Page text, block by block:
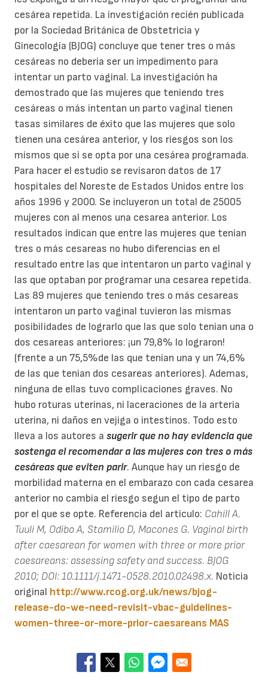
cesárea repetida. La investigación recién publicada
por la Sociedad Británica de Obstetricia y
Ginecología (BJOG) concluye que tener tres o más
cesáreas no debería ser un impedimento para
intentar un parto vaginal. La investigación ha
demostrado que las mujeres que teniendo tres
cesáreas o más intentan un parto vaginal tienen
tasas similares de éxito que las mujeres que solo
tienen una cesárea anterior, y los riesgos son los
mismos que si se opta por una cesárea programada.
Para hacer el estudio se revisaron datos de 17
hospitales del Noreste de Estados Unidos entre los
años 1996 y 2000. Se incluyeron un total de 25005
mujeres con al menos una cesarea anterior. Los
resultados indican que entre las mujeres que tenian
tres o más cesareas no hubo diferencias en el
resultado entre las que intentaron un parto vaginal y
las que optaban por programar una cesarea repetida.
Las 89 mujeres que teniendo tres o más cesareas
intentaron un parto vaginal tuvieron las mismas
posibilidades de lograrlo que las que solo tenian una o
dos cesareas anteriores: ¡un 79,8% lo lograron!
(frente a un 75,5%de las que tenían una y un 74,6%
de las que tenian dos cesareas anteriores). Ademas,
ninguna de ellas tuvo complicaciones graves. No
hubo roturas uterinas, ni laceraciones de la arteria
uterina, ni daños en vejiga o intestinos. Todo esto
lleva a los autores a sugerir que no hay evidencia que
sostenga el recomendar a las mujeres con tres o más
cesáreas que eviten parir. Aunque hay un riesgo de
morbilidad materna en el embarazo con cada cesarea
anterior no cambia el riesgo segun el tipo de parto
por el que se opte. Referencia del articulo: Cahill A.
Tuuli M, Odibo A, Stamilio D, Macones G. Vaginal birth
after caesarean for women with three or more prior
caesareans: assessing safety and success. BJOG
2010; DOI: 10.1111/j.1471-0528.2010.02498.x. Noticia
original http://www.rcog.org.uk/news/bjog-
release-do-we-need-revisit-vbac-guidelines-
women-three-or-more-prior-caesareans MAS